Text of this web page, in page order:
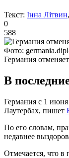
Текст: Інна Літвин
0
588
Фото:
Германия
В
Германия с 1 июня
Лаутербах, пишет
По его словам,
недавнее
Отмечается, что в